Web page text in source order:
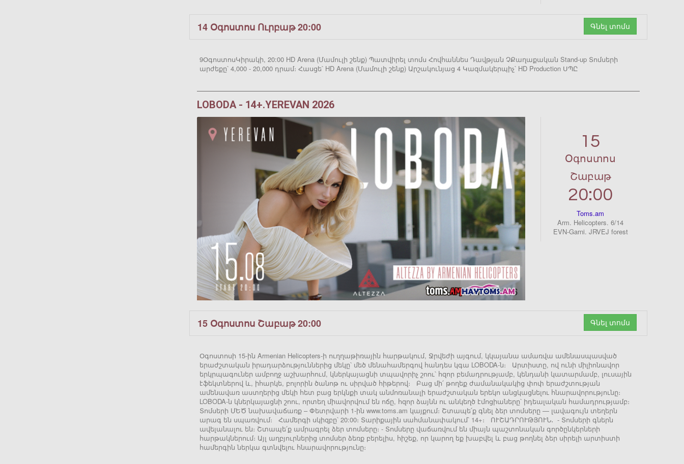
14 Օգոստոս Ուրբաթ 20:00 Գնել տոմս
9ՕգոստոսԿիրակի, 20:00 HD Arena (Մամուլի շենք) Պատվիրել տոմս Հովհաննես Դավթյան ՉՔաղաքական Stand-up Տոմսերի
արժեքը՝ 4,000 - 20,000 դրամ։ Հասցե՝ HD Arena (Մամուլի շենք) Արշակունյաց 4 Կազմակերպիչ՝ HD Production ՍՊԸ
LOBODA - 14+.YEREVAN 2026
15
Օգոստոս
Շաբաթ
20:00
Toms.am
Arm. Helicopters. 6/14
EVN-Garni. JRVEJ forest
15 Օգոստոս Շաբաթ 20:00 Գնել տոմս
Օգոստոսի 15-ին Armenian Helicopters-ի ուղղաթիռային հարթակում, Ջրվեժի այգում, կկայանա ամառվա ամենասպասված
երաժշտական իրադարձություններից մեկը՝ մեծ մենահամերգով հանդես կգա LOBODA-ն։ Արտիստը, ով ունի միլիոնավոր
երկրպագուներ ամբողջ աշխարհում, կներկայացնի տպավորիչ շոու՝ հզոր բեմադրությամբ, կենդանի կատարմամբ, լուսային
էֆեկտներով և, իհարկե, բոլորին ծանոթ ու սիրված հիթերով։ Բաց մի՛ թողեք ժամանակակից փոփ երաժշտության
ամենավառ աստղերից մեկի հետ բաց երկնքի տակ անմոռանալի երաժշտական երեկո անցկացնելու հնարավորությունը։
LOBODA-ն կներկայացնի շոու, որտեղ միավորվում են ոճը, հզոր ձայնն ու անկեղծ էմոցիաները՝ իդեալական համադրությամբ։
Տոմսերի ՄԵԾ նախավաճառք – Փետրվարի 1-ին www.toms.am կայքում։ Շտապե՛ք գնել ձեր տոմսերը — լավագույն տեղերն
արագ են սպառվում։ Համերգի սկիզբը՝ 20:00։ Տարիքային սահմանափակում՝ 14+։ ՈՒՇԱԴՐՈՒԹՅՈՒՆ․ - Տոմսերի գներն
ավելանալու են։ Շտապե՛ք ամրագրել ձեր տոմսերը։ - Տոմսերը վաճառվում են միայն պաշտոնական գործընկերների
հարթակներում։ Այլ աղբյուրներից տոմսեր ձեռք բերելիս, հիշեք, որ կարող եք խաբվել և բաց թողնել ձեր սիրելի արտիստի
համերգին ներկա գտնվելու հնարավորությունը։